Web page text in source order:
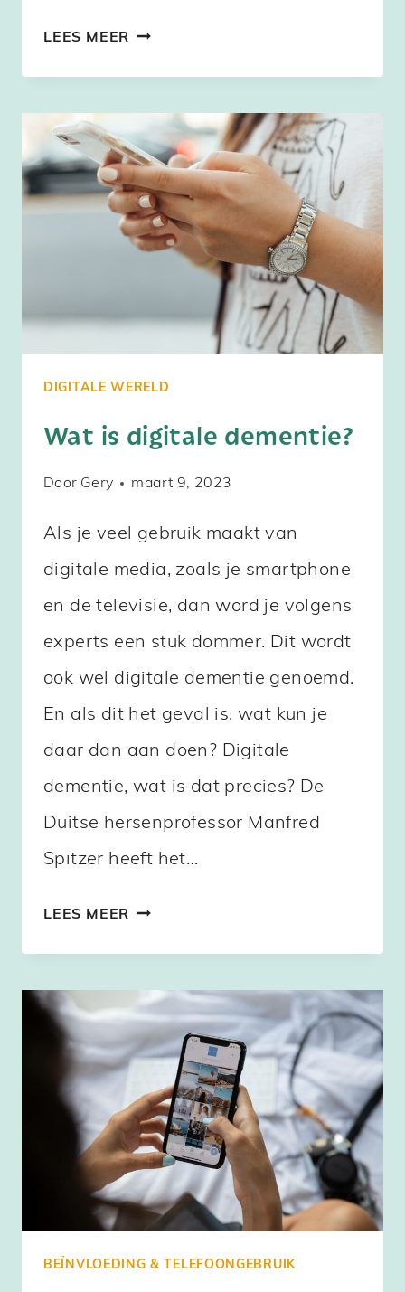
LEES MEER WAT
KIND
VERSLAAFD
IS
AAN
SOCIAL
MEDIA?
DIGITALE WERELD
Wat is digitale dementie?
Door Gery maart 9, 2023
Als je veel gebruik maakt van
digitale media, zoals je smartphone
en de televisie, dan word je volgens
experts een stuk dommer. Dit wordt
ook wel digitale dementie genoemd.
En als dit het geval is, wat kun je
daar dan aan doen? Digitale
dementie, wat is dat precies? De
Duitse hersenprofessor Manfred
Spitzer heeft het…
LEES MEER WAT
DEMENTIE?
BEÏNVLOEDING & TELEFOONGEBRUIK